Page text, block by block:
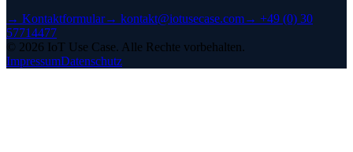
→ Kontaktformular→ kontakt@iotusecase.com→ +49 (0) 30
57714477
© 2026 IoT Use Case. Alle Rechte vorbehalten.
ImpressumDatenschutz